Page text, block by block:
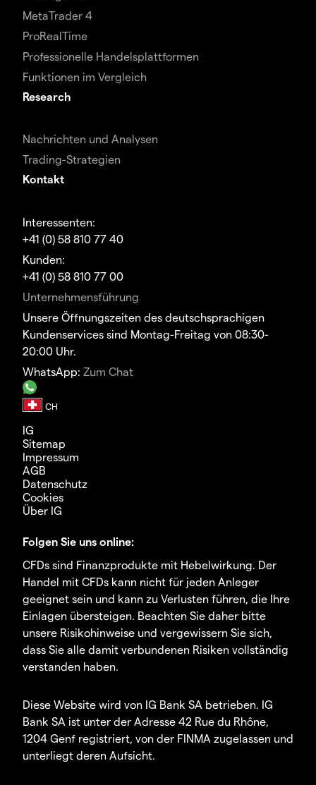
MetaTrader 4
ProRealTime
Professionelle Handelsplattformen
Funktionen im Vergleich
Research
Nachrichten und Analysen
Trading-Strategien
Kontakt
Interessenten:
+41 (0) 58 810 77 40
Kunden:
+41 (0) 58 810 77 00
Unternehmensführung
Unsere Öffnungszeiten des deutschsprachigen
Kundenservices sind Montag-Freitag von 08:30-
20:00 Uhr.
WhatsApp: Zum Chat
IG
Sitemap
Impressum
AGB
Datenschutz
Cookies
Über IG
Folgen Sie uns online:
CFDs sind Finanzprodukte mit Hebelwirkung. Der
Handel mit CFDs kann nicht für jeden Anleger
geeignet sein und kann zu Verlusten führen, die Ihre
Einlagen übersteigen. Beachten Sie daher bitte
unsere Risikohinweise und vergewissern Sie sich,
dass Sie alle damit verbundenen Risiken vollständig
verstanden haben.
Diese Website wird von IG Bank SA betrieben. IG
Bank SA ist unter der Adresse 42 Rue du Rhône,
1204 Genf registriert, von der FINMA zugelassen und
unterliegt deren Aufsicht.